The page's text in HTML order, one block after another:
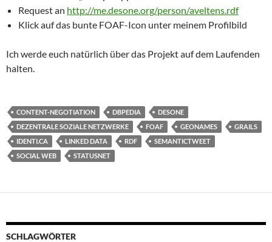
Request an http://me.desone.org/person/aveltens.rdf
Klick auf das bunte FOAF-Icon unter meinem Profilbild
Ich werde euch natürlich über das Projekt auf dem Laufenden
halten.
CONTENT-NEGOTIATION DBPEDIA
DESONE
DEZENTRALE SOZIALE NETZWERKE
FOAF GEONAMES
GRAILS
IDENTI.CA
LINKED DATA RDF
SEMANTICTWEET
SOCIAL WEB
STATUSNET
SCHLAGWÖRTER